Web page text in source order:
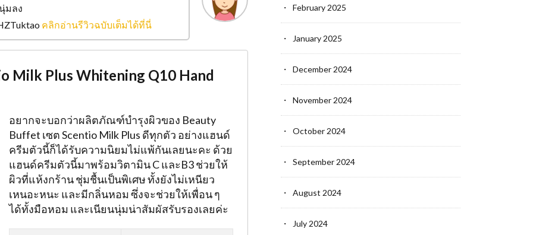
มลง
คลิกอ่านรีวิวฉบับเต็มได้ที่นี่
Milk Plus Whitening Q10 Hand
อยากจะบอกว่าผลิตภัณฑ์บำรุงผิวของ Beauty
Buffet เซต Scentio Milk Plus ดีทุกตัว อย่างแฮนด์
ครีมตัวนี้ก็ได้รับความนิยมไม่แพ้กันเลยนะคะ ด้วย
แฮนด์ครีมตัวนี้มาพร้อมวิตามิน C และB3 ช่วยให้
ผิวที่แห้งกร้าน ชุ่มชื้นเป็นพิเศษ ทั้งยังไม่เหนียว
เหนอะหนะ และมีกลิ่นหอม ซึ่งจะช่วยให้เพื่อน ๆ
ได้ทั้งมือหอม และเนียนนุ่มน่าสัมผัสรับรองเลยค่ะ
February 2025
January 2025
December 2024
November 2024
October 2024
September 2024
August 2024
July 2024